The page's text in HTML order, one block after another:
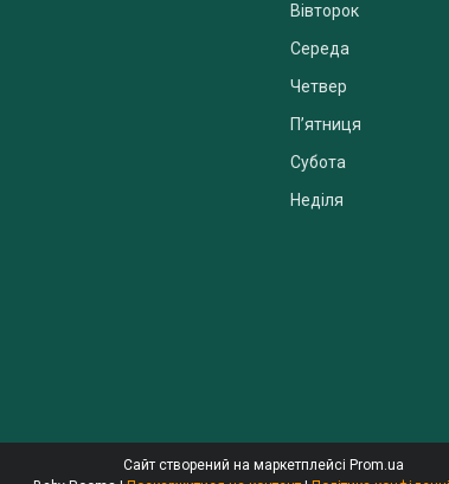
Вівторок
Середа
Четвер
Пʼятниця
Субота
Неділя
Сайт створений на маркетплейсі Prom.ua